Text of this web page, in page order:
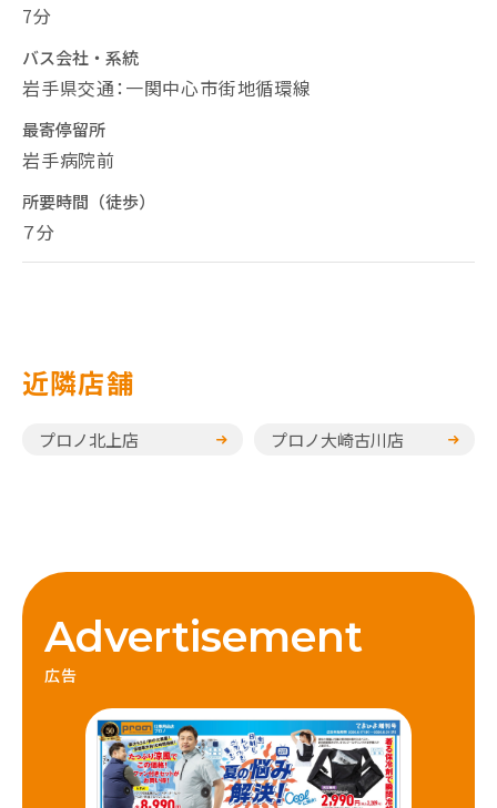
7分
バス会社・系統
岩手県交通：一関中心市街地循環線
最寄停留所
岩手病院前
所要時間（徒歩）
７分
近隣店舗
プロノ北上店 プロノ大崎古川店
広告
Advertisement